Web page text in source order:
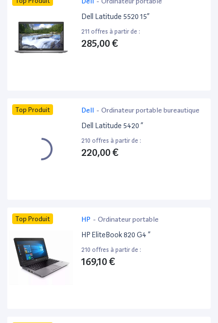
Dell Latitude 5520 15”
211 offres à partir de :
285,00 €
Top Produit Dell - Ordinateur portable bureautique
Dell Latitude 5420 ”
210 offres à partir de :
220,00 €
Top Produit HP - Ordinateur portable
HP EliteBook 820 G4 ”
210 offres à partir de :
169,10 €